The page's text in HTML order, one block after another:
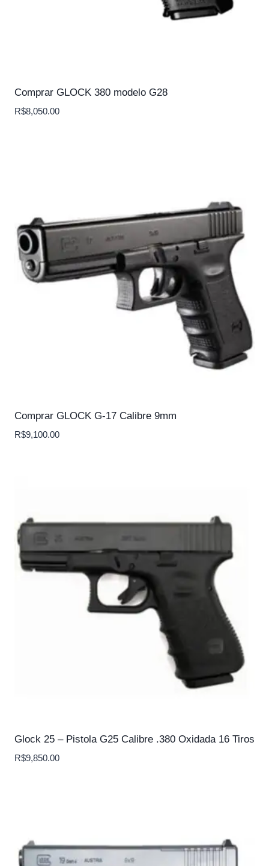
Comprar GLOCK 380 modelo G28
R$8,050.00
Comprar GLOCK G-17 Calibre 9mm
R$9,100.00
Glock 25 – Pistola G25 Calibre .380 Oxidada 16 Tiros
R$9,850.00